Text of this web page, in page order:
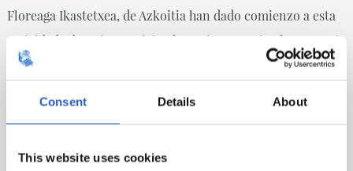
Consent Details About
This website uses cookies
Floreaga Ikastetxea, de Azkoitia han dado comienzo a esta
actividad educativa, social y deportiva organizada por Real
Sociedad Fundazioa gracias a la cual han podido vivir un